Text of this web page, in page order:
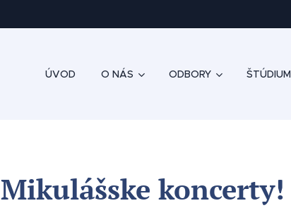
ÚVOD O NÁS ODBORY ŠTÚDIUM
Mikulášske koncerty!